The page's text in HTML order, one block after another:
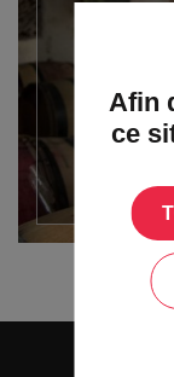
Afin
ce